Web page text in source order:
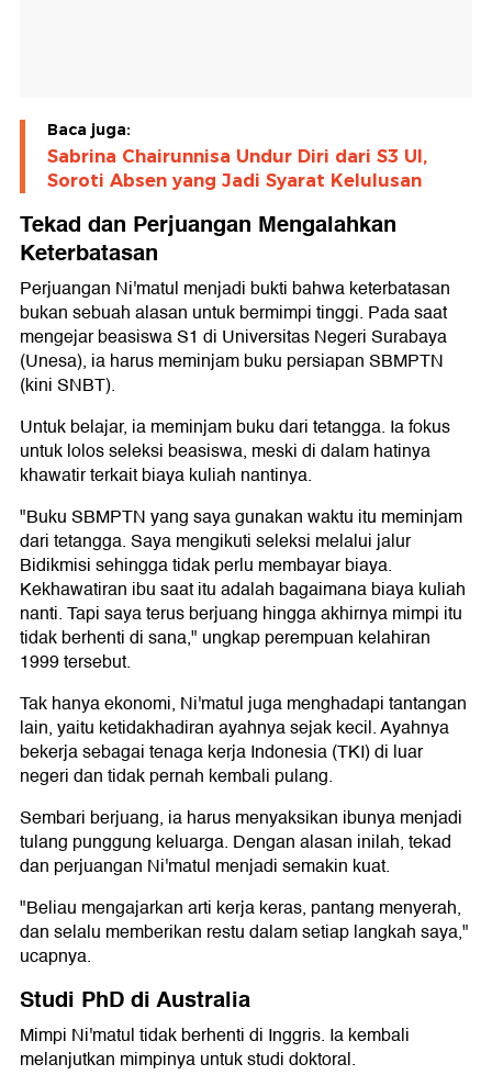
Baca juga:
Sabrina Chairunnisa Undur Diri dari S3 UI,
Soroti Absen yang Jadi Syarat Kelulusan
Tekad dan Perjuangan Mengalahkan
Keterbatasan
Perjuangan Ni'matul menjadi bukti bahwa keterbatasan
bukan sebuah alasan untuk bermimpi tinggi. Pada saat
mengejar beasiswa S1 di Universitas Negeri Surabaya
(Unesa), ia harus meminjam buku persiapan SBMPTN
(kini SNBT).
Untuk belajar, ia meminjam buku dari tetangga. Ia fokus
untuk lolos seleksi beasiswa, meski di dalam hatinya
khawatir terkait biaya kuliah nantinya.
"Buku SBMPTN yang saya gunakan waktu itu meminjam
dari tetangga. Saya mengikuti seleksi melalui jalur
Bidikmisi sehingga tidak perlu membayar biaya.
Kekhawatiran ibu saat itu adalah bagaimana biaya kuliah
nanti. Tapi saya terus berjuang hingga akhirnya mimpi itu
tidak berhenti di sana," ungkap perempuan kelahiran
1999 tersebut.
Tak hanya ekonomi, Ni'matul juga menghadapi tantangan
lain, yaitu ketidakhadiran ayahnya sejak kecil. Ayahnya
bekerja sebagai tenaga kerja Indonesia (TKI) di luar
negeri dan tidak pernah kembali pulang.
Sembari berjuang, ia harus menyaksikan ibunya menjadi
tulang punggung keluarga. Dengan alasan inilah, tekad
dan perjuangan Ni'matul menjadi semakin kuat.
"Beliau mengajarkan arti kerja keras, pantang menyerah,
dan selalu memberikan restu dalam setiap langkah saya,"
ucapnya.
Studi PhD di Australia
Mimpi Ni'matul tidak berhenti di Inggris. Ia kembali
melanjutkan mimpinya untuk studi doktoral.